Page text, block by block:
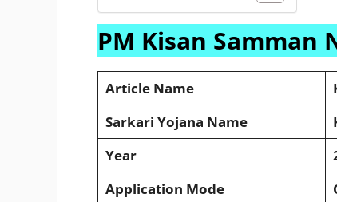
PM Kisan Samman
Article Name
Sarkari Yojana Name
Year
Application Mode